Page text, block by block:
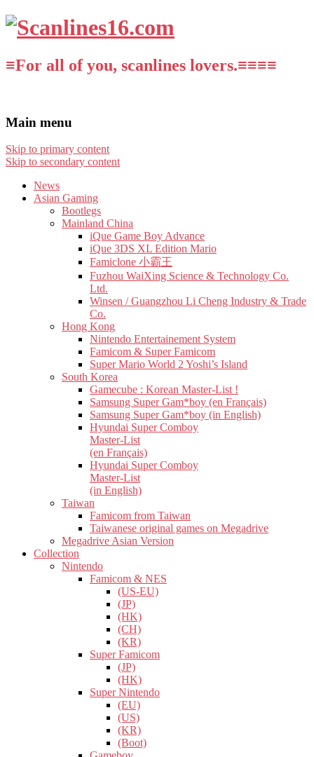
≡For all of you, scanlines lovers.≡≡≡≡
Main menu
Skip to primary content
Skip to secondary content
News
Asian Gaming
Bootlegs
Mainland China
iQue Game Boy Advance
iQue 3DS XL Edition Mario
Famiclone 小霸王
Fuzhou WaiXing Science & Technology Co.
Ltd.
Winsen / Guangzhou Li Cheng Industry & Trade
Co.
Hong Kong
Nintendo Entertainement System
Famicom & Super Famicom
Super Mario World 2 Yoshi’s Island
South Korea
Gamecube : Korean Master-List !
Samsung Super Gam*boy (en Français)
Samsung Super Gam*boy (in English)
Hyundai Super Comboy
Master-List
(en Français)
Hyundai Super Comboy
Master-List
(in English)
Taiwan
Famicom from Taiwan
Taiwanese original games on Megadrive
Megadrive Asian Version
Collection
Nintendo
Famicom & NES
(US-EU)
(JP)
(HK)
(CH)
(KR)
Super Famicom
(JP)
(HK)
Super Nintendo
(EU)
(US)
(KR)
(Boot)